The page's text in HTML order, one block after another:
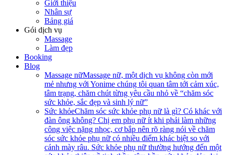
Giới thiệu
Nhân sự
Bảng giá
Gói dịch vụ
Massage
Làm đẹp
Booking
Blog
Massage nữMassage nữ, một dịch vụ không còn mới
mẻ nhưng với Yonime chúng tôi quan tâm tới cảm xúc,
tâm trạng, chăm chút từng yêu cầu nhỏ về “chăm sóc
sức khỏe, sắc đẹp và sinh lý nữ”
Sức khỏeChăm sóc sức khỏe phụ nữ là gì? Có khác với
đàn ông không? Chị em phụ nữ ít khi phải làm những
công việc nặng nhọc, cơ bắp nên rõ ràng nói về chăm
sóc sức khỏe phụ nữ có nhiều điểm khác biệt so với
cánh mày râu. Sức khỏe phụ nữ thường hướng đến một